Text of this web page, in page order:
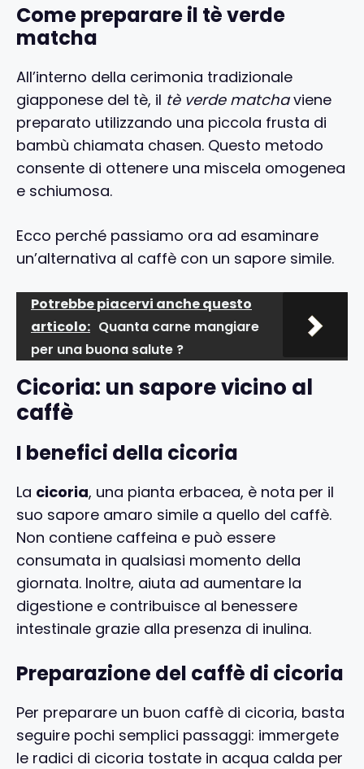
Come preparare il tè verde
matcha
All’interno della cerimonia tradizionale
giapponese del tè, il tè verde matchaviene
preparato utilizzando una piccola frusta di
bambù chiamata chasen. Questo metodo
consente di ottenere una miscela omogenea
e schiumosa.
Ecco perché passiamo ora ad esaminare
un’alternativa al caffè con un sapore simile.
Potrebbe piacervi anche questo
articolo: Quanta carne mangiare
per una buona salute ?
Cicoria: un sapore vicino al
caffè
I benefici della cicoria
La cicoria, una pianta erbacea, è nota per il
suo sapore amaro simile a quello del caffè.
Non contiene caffeina e può essere
consumata in qualsiasi momento della
giornata. Inoltre, aiuta ad aumentare la
digestione e contribuisce al benessere
intestinale grazie alla presenza di inulina.
Preparazione del caffè di cicoria
Per preparare un buon caffè di cicoria, basta
seguire pochi semplici passaggi: immergete
le radici di cicoria tostate in acqua calda per